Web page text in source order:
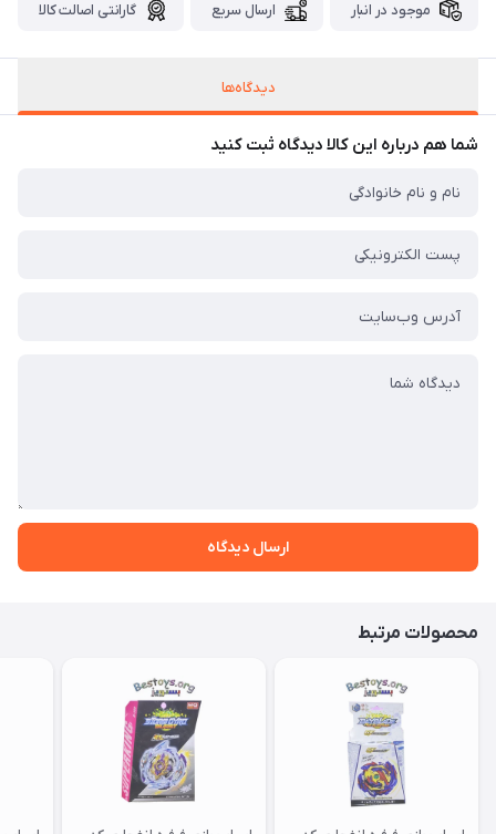
موجود در انبار ارسال سریع گارانتی اصالت کالا
دیدگاه‌ها
شما هم درباره این کالا دیدگاه ثبت کنید
ارسال دیدگاه
محصولات مرتبط